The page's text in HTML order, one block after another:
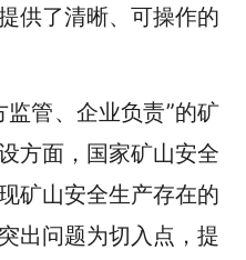
供了清晰、可操作的
管、企业负责”的矿
方面，国家矿山安全
矿山安全生产存在的
出问题为切入点，提